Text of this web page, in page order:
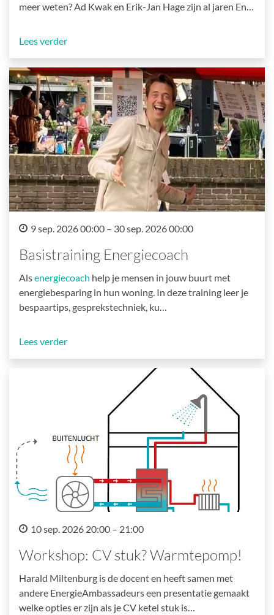
meer weten? Ad Kwak en Erik-Jan Hage zijn al jaren En…
Lees verder
9 sep. 2026 00:00 – 30 sep. 2026 00:00
Basistraining Energiecoach
Alsenergiecoach help je mensen in jouw buurt met
energiebesparing in hun woning. In deze training leer je
bespaartips, gesprekstechniek, ku…
Lees verder
10 sep. 2026 20:00 – 21:00
Workshop: CV stuk? Warmtepomp!
Harald Miltenburg is de docent en heeft samen met
andere EnergieAmbassadeurs een presentatie gemaakt
welke opties er zijn als je CV ketel stuk is…